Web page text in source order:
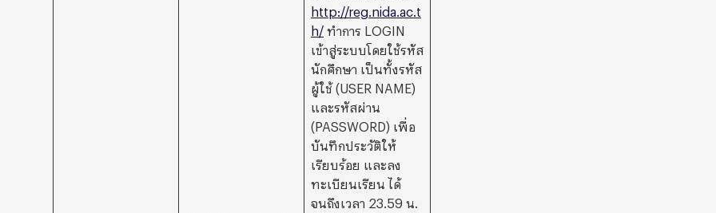
http://reg.nida.ac.t
h/ ทำการ LOGIN
เข้าสู่ระบบโดยใช้รหัส
นักศึกษา เป็นทั้งรหัส
ผู้ใช้ (USER NAME)
และรหัสผ่าน
(PASSWORD) เพื่อ
บันทึกประวัติให้
เรียบร้อย และลง
ทะเบียนเรียน ได้
จนถึงเวลา 23.59 น.